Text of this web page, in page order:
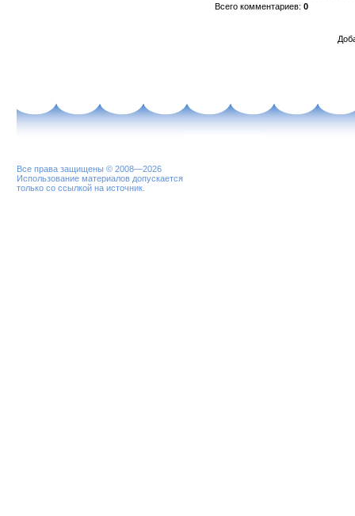
Всего комментариев: 0
Все права защищены © 2008—2026
Использование материалов допускается
только со ссылкой на источник.